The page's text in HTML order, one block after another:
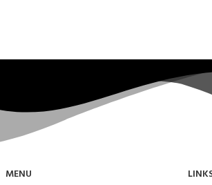
MENU